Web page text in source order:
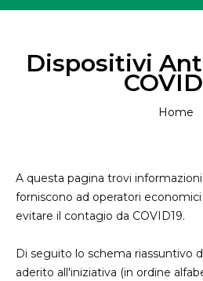
Dispositivi
qui
Home
A questa pagina trovi
forniscono ad operatori
evitare il contagio da COVID19.
Di seguito lo schema riassuntivo
aderito all'iniziativa (in ordine